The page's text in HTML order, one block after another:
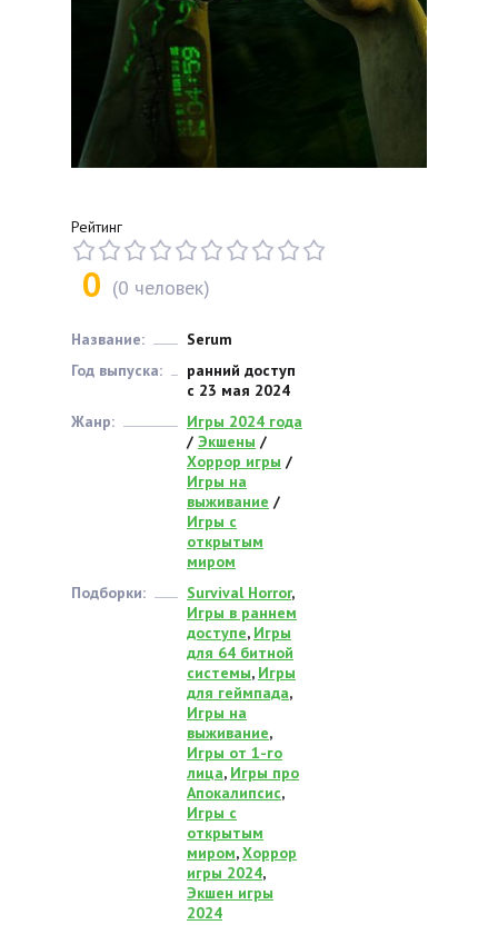
Рейтинг
0 (0 человек)
Название:
Serum
Год выпуска:
ранний доступ
с 23 мая 2024
Жанр:
Игры 2024 года
/ Экшены /
Хоррор игры /
Игры на
выживание /
Игры с
открытым
миром
Подборки:
Survival Horror,
Игры в раннем
доступе, Игры
для 64 битной
системы, Игры
для геймпада,
Игры на
выживание,
Игры от 1-го
лица, Игры про
Апокалипсис,
Игры с
открытым
миром,Хоррор
игры 2024,
Экшен игры
2024